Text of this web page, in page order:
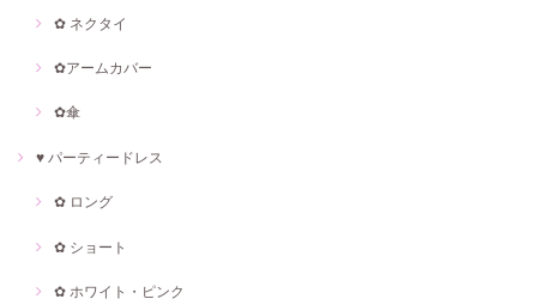
✿ ネクタイ
✿アームカバー
✿傘
♥ パーティードレス
✿ ロング
✿ ショート
✿ ホワイト・ピンク